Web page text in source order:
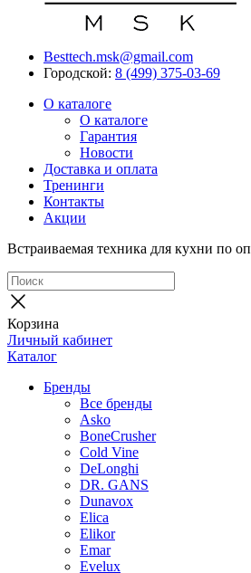
Besttech.msk@gmail.com
Городской: 8 (499) 375-03-69
О каталоге
О каталоге
Гарантия
Новости
Доставка и оплата
Тренинги
Контакты
Акции
Встраиваемая техника для кухни по
Корзина
Личный кабинет
Каталог
Бренды
Все бренды
Asko
BoneCrusher
Cold Vine
DeLonghi
DR. GANS
Dunavox
Elica
Elikor
Emar
Evelux